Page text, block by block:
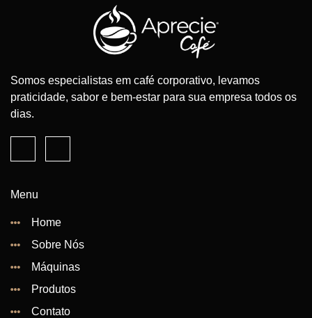
Somos especialistas em café corporativo, levamos
praticidade, sabor e bem-estar para sua empresa todos os
dias.
Menu
Home
Sobre Nós
Máquinas
Produtos
Contato